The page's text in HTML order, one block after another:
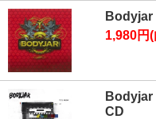
Bodyjar
1,980円
Bodyjar
CD